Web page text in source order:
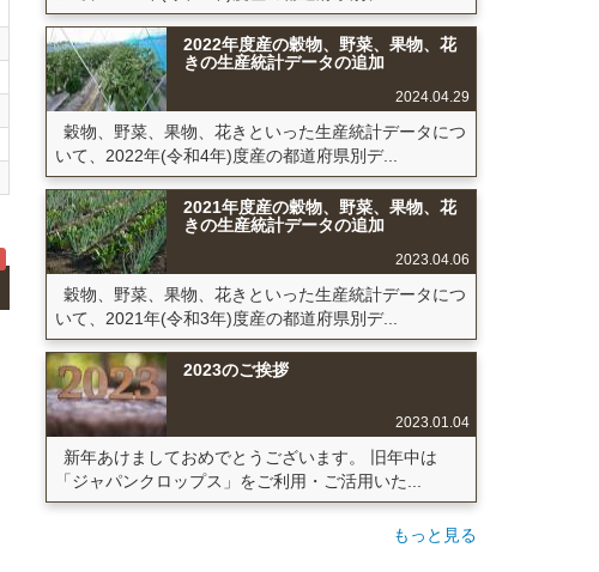
2022年度産の穀物、野菜、果物、花
きの生産統計データの追加
2024.04.29
穀物、野菜、果物、花きといった生産統計データにつ
いて、2022年(令和4年)度産の都道府県別デ...
2021年度産の穀物、野菜、果物、花
きの生産統計データの追加
2023.04.06
穀物、野菜、果物、花きといった生産統計データにつ
いて、2021年(令和3年)度産の都道府県別デ...
2023のご挨拶
2023.01.04
新年あけましておめでとうございます。 旧年中は
「ジャパンクロップス」をご利用・ご活用いた...
もっと見る